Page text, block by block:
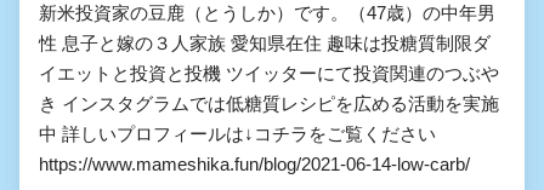
新米投資家の豆鹿（とうしか）です。（47歳）の中年男
性 息子と嫁の３人家族 愛知県在住 趣味は投糖質制限ダ
イエットと投資と投機 ツイッターにて投資関連のつぶや
き インスタグラムでは低糖質レシピを広める活動を実施
中 詳しいプロフィールは↓コチラをご覧ください
https://www.mameshika.fun/blog/2021-06-14-low-carb/